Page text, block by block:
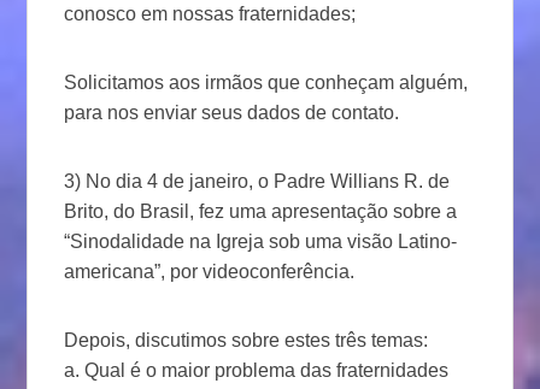
conosco em nossas fraternidades;
Solicitamos aos irmãos que conheçam alguém,
para nos enviar seus dados de contato.
3) No dia 4 de janeiro, o Padre Willians R. de
Brito, do Brasil, fez uma apresentação sobre a
“Sinodalidade na Igreja sob uma visão Latino-
americana”, por videoconferência.
Depois, discutimos sobre estes três temas:
a. Qual é o maior problema das fraternidades